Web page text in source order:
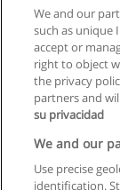
We and our
such as unique
accept or
right to object
the privacy
partners and
su privacidad
We and our
Use precise
identification.